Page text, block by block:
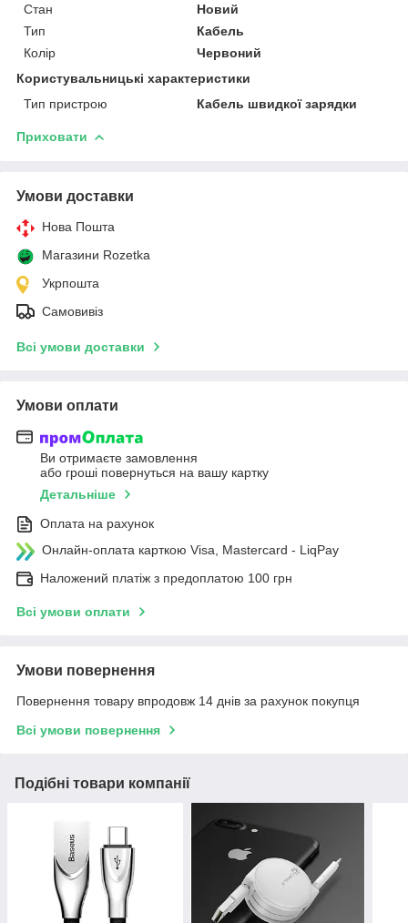
Стан
Новий
Тип
Кабель
Колір
Червоний
Користувальницькі характеристики
Тип пристрою
Кабель швидкої зарядки
Приховати
Умови доставки
Нова Пошта
Магазини Rozetka
Укрпошта
Самовивіз
Всі умови доставки
Умови оплати
Ви отримаєте замовлення
або гроші повернуться на вашу картку
Детальніше
Оплата на рахунок
Онлайн-оплата карткою Visa, Mastercard - LiqPay
Наложений платіж з предоплатою 100 грн
Всі умови оплати
Умови повернення
Повернення товару впродовж 14 днів за рахунок покупця
Всі умови повернення
Подібні товари компанії